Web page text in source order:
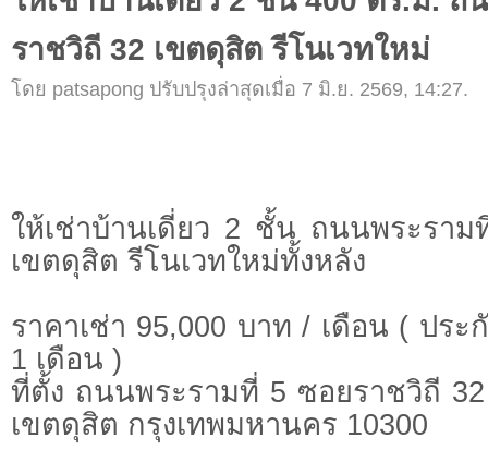
ราชวิถี 32 เขตดุสิต รีโนเวทใหม่
โดย patsapong ปรับปรุงล่าสุดเมื่อ 7 มิ.ย. 2569, 14:27.
ให้เช่าบ้านเดี่ยว 2 ชั้น ถนนพระรา
เขตดุสิต รีโนเวทใหม่ทั้งหลัง
ราคาเช่า 95,000 บาท / เดือน ( ปร
1 เดือน )
ที่ตั้ง ถนนพระรามที่ 5 ซอยราชวิถี
เขตดุสิต กรุงเทพมหานคร 10300